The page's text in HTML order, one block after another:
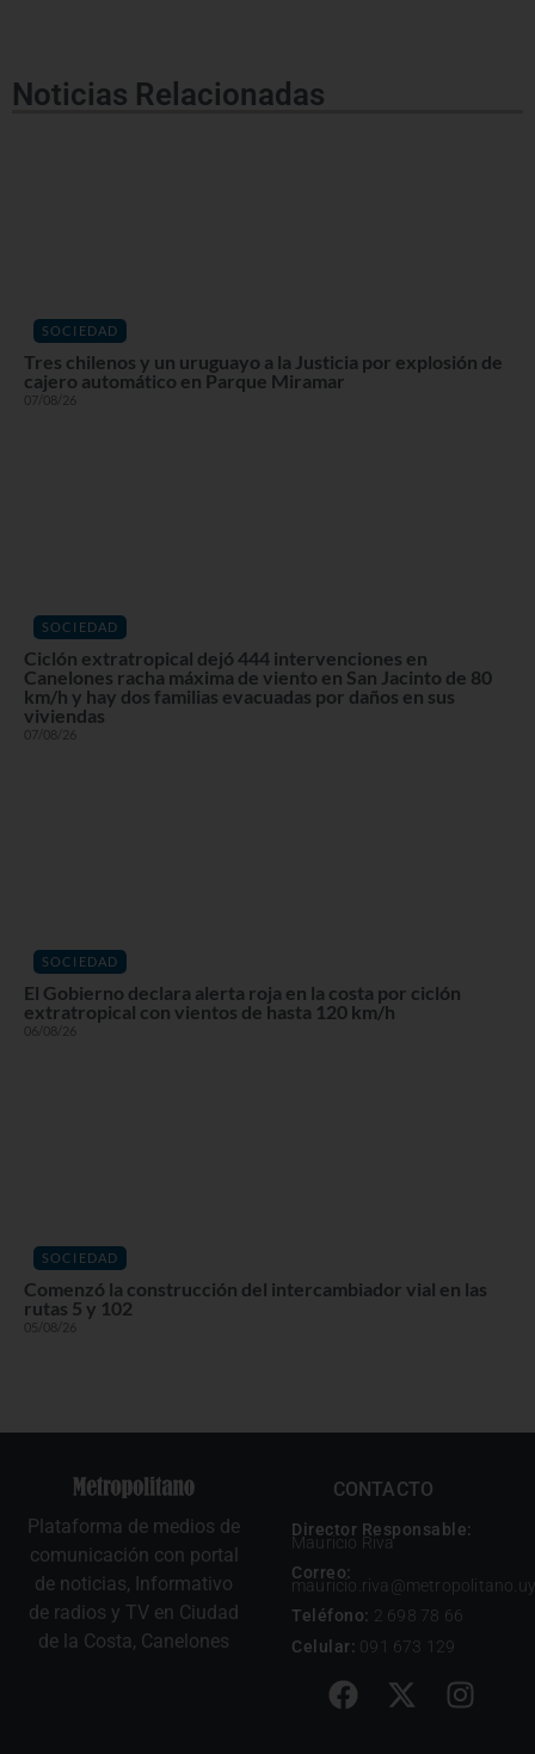
Noticias Relacionadas
SOCIEDAD
Tres chilenos y un uruguayo a la Justicia por explosión de
cajero automático en Parque Miramar
07/08/26
SOCIEDAD
Ciclón extratropical dejó 444 intervenciones en
Canelones racha máxima de viento en San Jacinto de 80
km/h y hay dos familias evacuadas por daños en sus
viviendas
07/08/26
SOCIEDAD
El Gobierno declara alerta roja en la costa por ciclón
extratropical con vientos de hasta 120 km/h
06/08/26
SOCIEDAD
Comenzó la construcción del intercambiador vial en las
rutas 5 y 102
05/08/26
Plataforma de medios de
comunicación con portal
de noticias, Informativo
de radios y TV en Ciudad
de la Costa, Canelones
CONTACTO
Director Responsable:
Mauricio Riva
Correo:
mauricio.riva@metropolitano.uy
Teléfono: 2 698 78 66
Celular: 091 673 129